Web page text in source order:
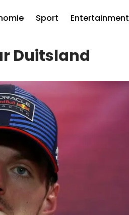
Sport Entertainment
Duitsland